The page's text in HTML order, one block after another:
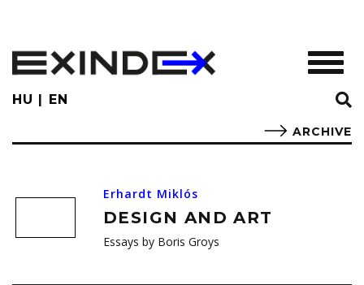
main
content
HU EN
ARCHIVE
Erhardt Miklós
DESIGN AND ART
Essays by Boris Groys